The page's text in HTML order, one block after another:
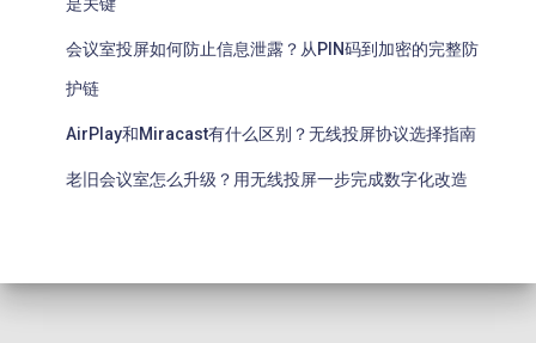
是关键
会议室投屏如何防止信息泄露？从PIN码到加密的完整防
护链
AirPlay和Miracast有什么区别？无线投屏协议选择指南
老旧会议室怎么升级？用无线投屏一步完成数字化改造